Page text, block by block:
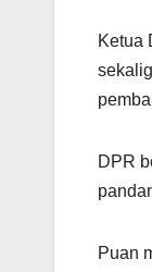
Ketua
DPR
Puan